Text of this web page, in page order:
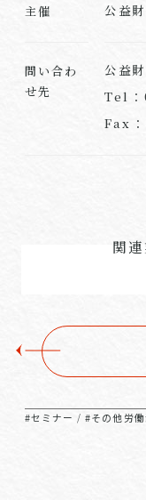
主催 公益
問い合わ
せ先
公益
Tel
Fax
関
#セミナー /#その他労働